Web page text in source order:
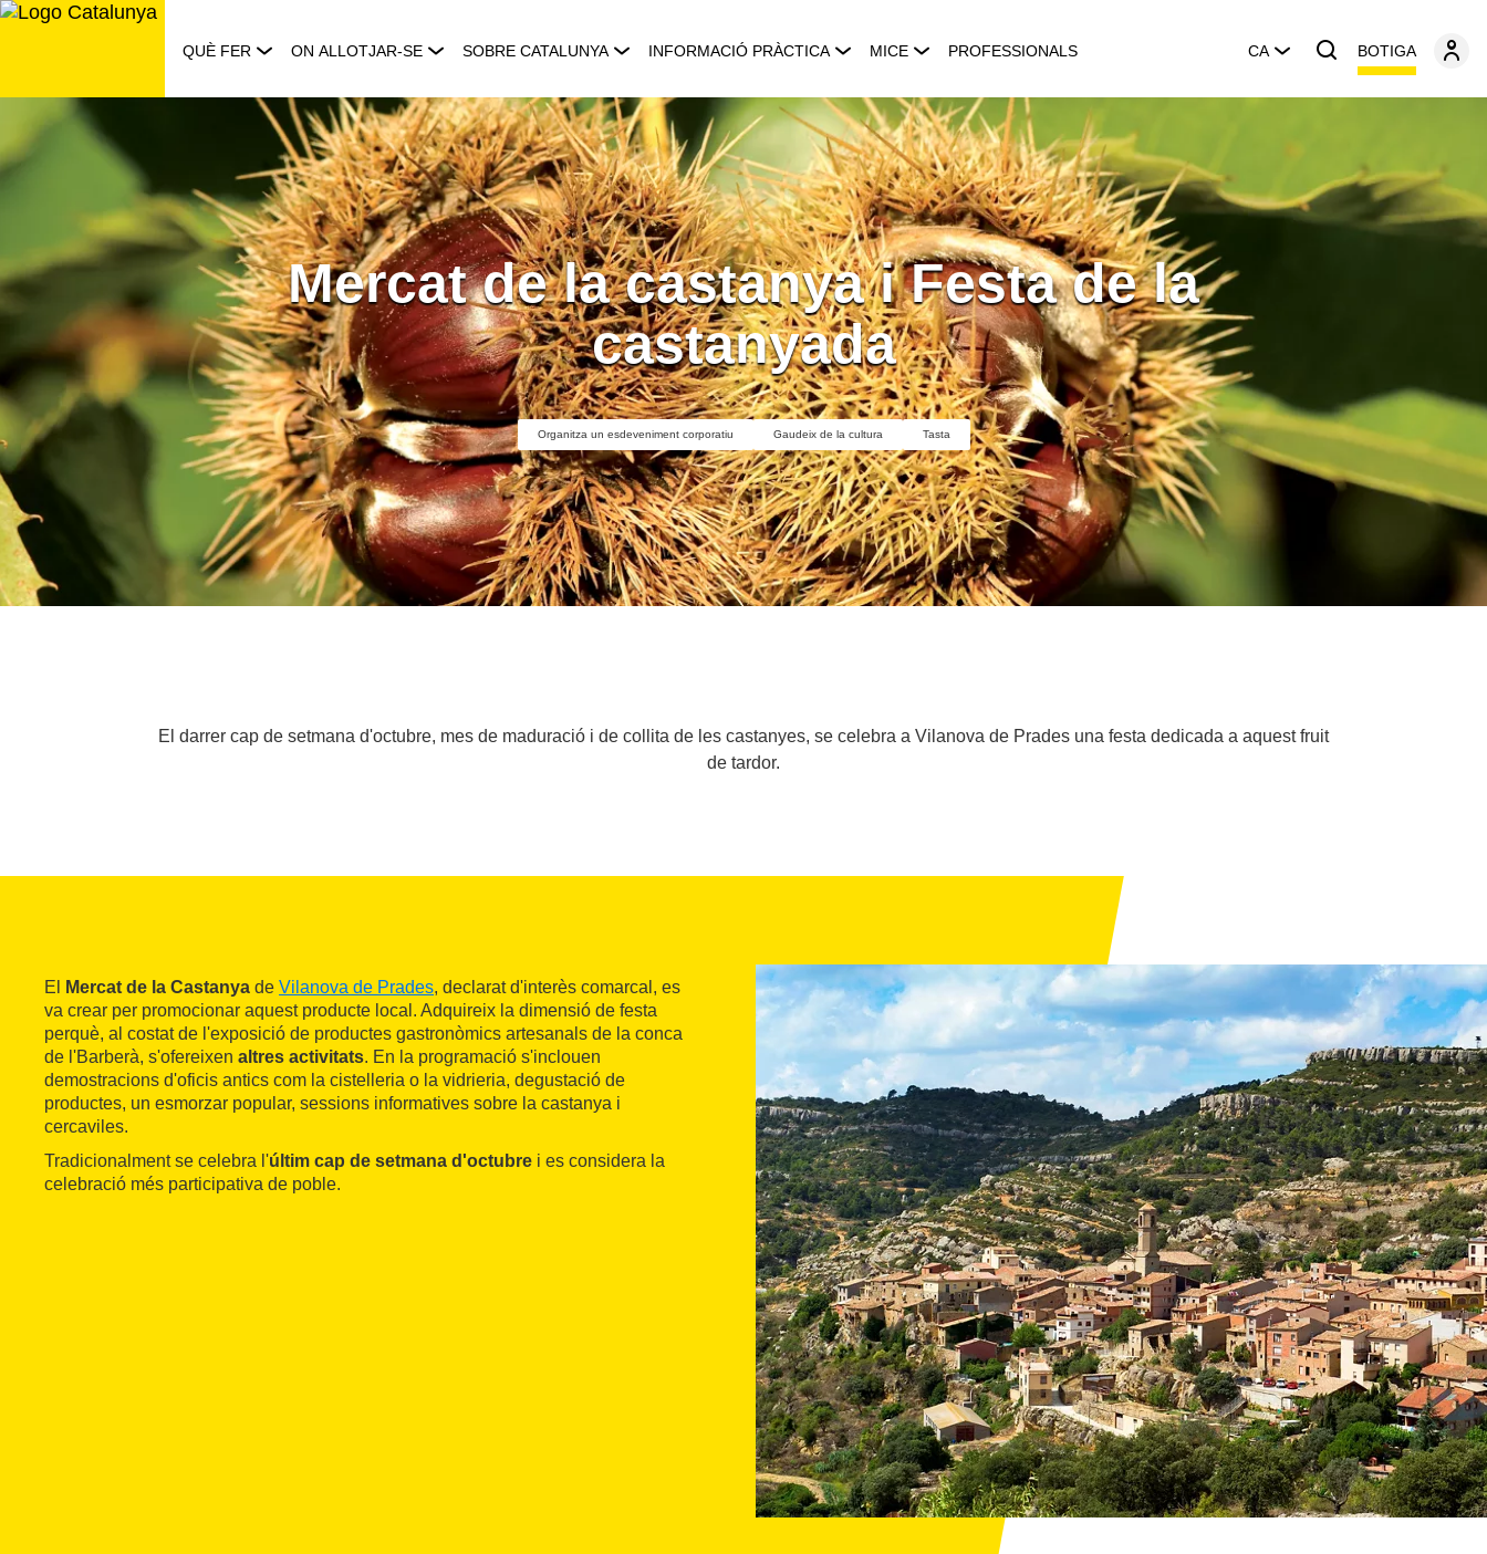
Saltar
QUÈ FER ON ALLOTJAR-SE SOBRE CATALUNYA INFORMACIÓ PRÀCTICA MICE PROFESSIONALS CA BOTIGA
Mercat de la castanya i Festa de la
castanyada
Organitza un esdeveniment corporatiu Gaudeix de la cultura Tasta
El darrer cap de setmana d'octubre, mes de maduració i de collita de les castanyes, se celebra a Vilanova de Prades una festa dedicada a aquest fruit
de tardor.
El Mercat de la Castanya de Vilanova de Prades, declarat d'interès comarcal, es
va crear per promocionar aquest producte local. Adquireix la dimensió de festa
perquè, al costat de l'exposició de productes gastronòmics artesanals de la conca
de l'Barberà, s'ofereixen altres activitats. En la programació s'inclouen
demostracions d'oficis antics com la cistelleria o la vidrieria, degustació de
productes, un esmorzar popular, sessions informatives sobre la castanya i
cercaviles.
Tradicionalment se celebra l'últim cap de setmana d'octubre i es considera la
celebració més participativa de poble.